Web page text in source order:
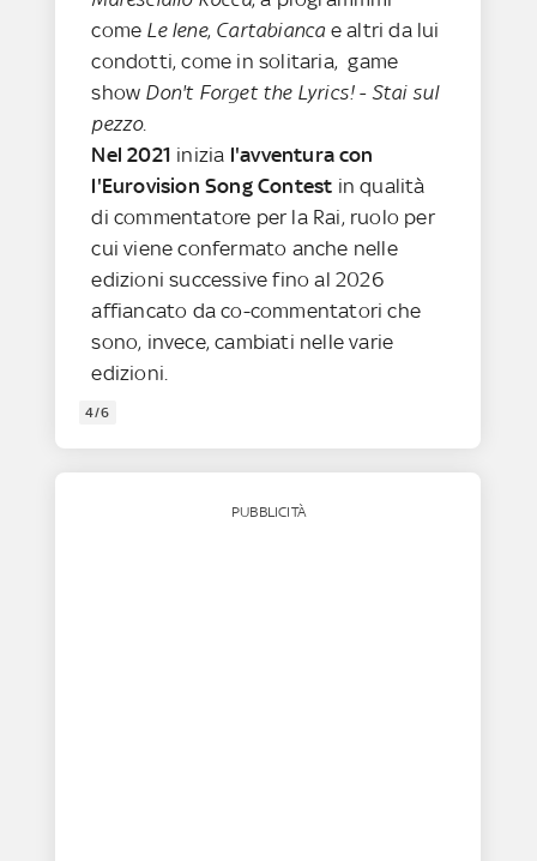
come Le Iene, Cartabianca e altri da lui
condotti, come in solitaria, game
show Don't Forget the Lyrics! - Stai sul
pezzo.
Nel 2021 inizia l'avventura con
l'Eurovision Song Contest in qualità
di commentatore per la Rai, ruolo per
cui viene confermato anche nelle
edizioni successive fino al 2026
affiancato da co-commentatori che
sono, invece, cambiati nelle varie
edizioni.
4/6
PUBBLICITÀ